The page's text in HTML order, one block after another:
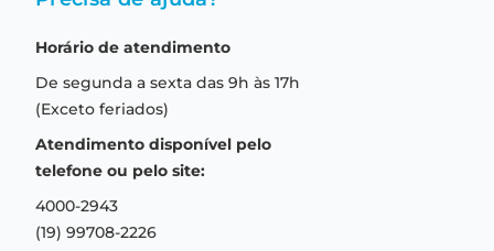
Formas de pagamento
Aviso de privacidade
Termos e condições de uso
Garantia
Troca e devolução
Central de relacionamento
Horário de atendimento
De segunda a sexta das 9h às 17h
(Exceto feriados)
Atendimento disponível pelo
telefone ou pelo site:
4000-2943
(19) 99708-2226